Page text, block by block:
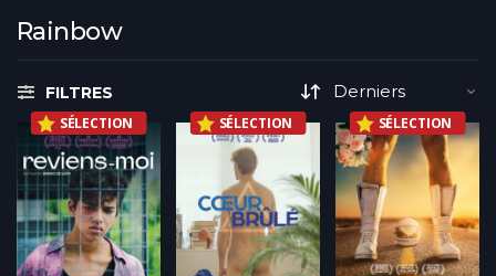
Rainbow
FILTRES
SÉLECTION SÉLECTION SÉLECTION